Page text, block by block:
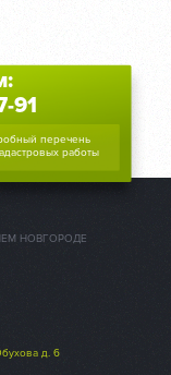
91
перечень
работы
НОВГОРОДЕ
д. 6